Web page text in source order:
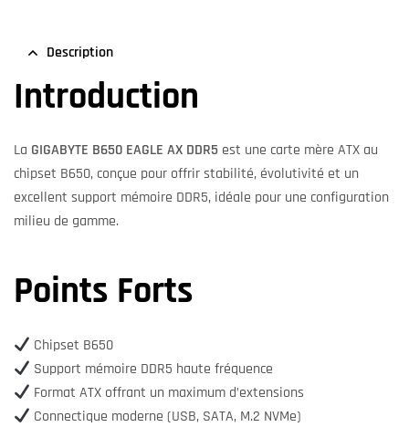
Description
Introduction
La GIGABYTE B650 EAGLE AX DDR5 est une carte mère ATX au
chipset B650, conçue pour offrir stabilité, évolutivité et un
excellent support mémoire DDR5, idéale pour une configuration
milieu de gamme.
Points Forts
Chipset B650
Support mémoire DDR5 haute fréquence
Format ATX offrant un maximum d’extensions
Connectique moderne (USB, SATA, M.2 NVMe)